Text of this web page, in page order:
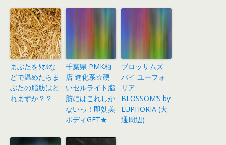
まぶたをﾀｵﾙな
どで温めたらま
ぶたの脂肪はと
れますか？？
千葉県 PMK柏
店 進化系☆硬
いセルライト脂
肪にはこれしか
ないっ！即効美
ボディGET★
ブロッサムズ
バイ ユーフォ
リア
BLOSSOM’S by
EUPHORIA (大
通周辺)